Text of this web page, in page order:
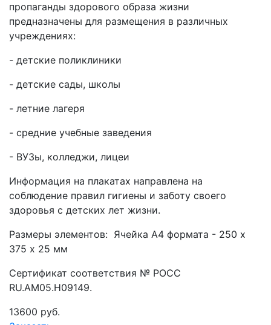
пропаганды здорового образа жизни
предназначены для размещения в различных
учреждениях:
- детские поликлиники
- детские сады, школы
- летние лагеря
- средние учебные заведения
- ВУЗы, колледжи, лицеи
Информация на плакатах направлена на
соблюдение правил гигиены и заботу своего
здоровья с детских лет жизни.
Размеры элементов: Ячейка А4 формата - 250 х
375 х 25 мм
Сертификат соответствия № РОСС
RU.АМ05.Н09149.
13600 руб.